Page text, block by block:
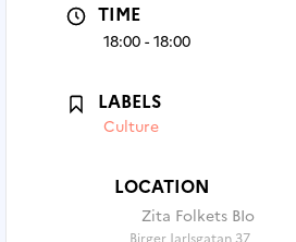
TIME
18:00 - 18:00
LABELS
Culture
LOCATION
Zita Folkets BIo
Birger Jarlsgatan 37